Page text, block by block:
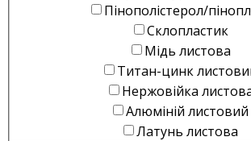
Пінополістерол/
Склопластик
Мідь листова
Титан-цинк
Нержовійка
Алюміній листовий
Латунь листова